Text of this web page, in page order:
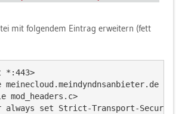
mit fol­gen­dem Ein­trag er­wei­tern (fett
*:443>
meinecloud.meindyndnsanbieter.de
mod_headers.c>
always set Strict-Transport-